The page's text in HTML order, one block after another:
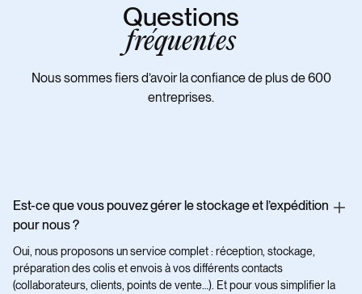
Questions
fréquentes
Nous sommes fiers d’avoir la confiance de plus de 600
entreprises.
Est-ce que vous pouvez gérer le stockage et l’expédition
pour nous ?
Oui, nous proposons un service complet : réception, stockage,
préparation des colis et envois à vos différents contacts
(collaborateurs, clients, points de vente…). Et pour vous simplifier la